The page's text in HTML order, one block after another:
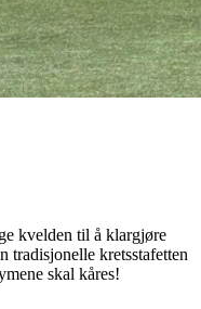
kvelden til å klargjøre
tradisjonelle kretsstafetten
skal kåres!